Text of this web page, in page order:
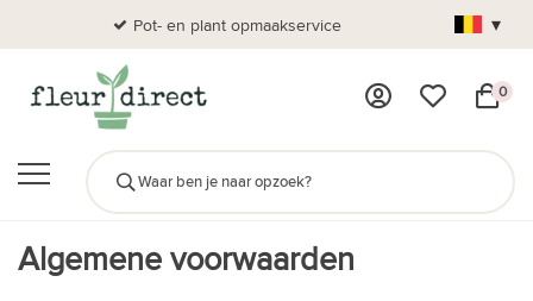
Pot- en plant opmaakservice ▾
0
Algemene voorwaarden